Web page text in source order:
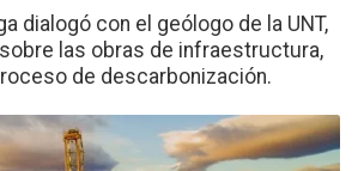
dialogó con el geólogo de la UNT,
las obras de infraestructura,
de descarbonización.